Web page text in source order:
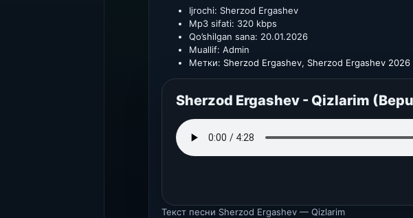
Ijrochi: Sherzod Ergashev
Mp3 sifati: 320 kbps
Qo’shilgan sana: 20.01.2026
Muallif: Admin
Метки: Sherzod Ergashev, Sherzod Ergashev 2026
Sherzod Ergashev - Qizlarim
Текст песни Sherzod Ergashev — Qizlarim